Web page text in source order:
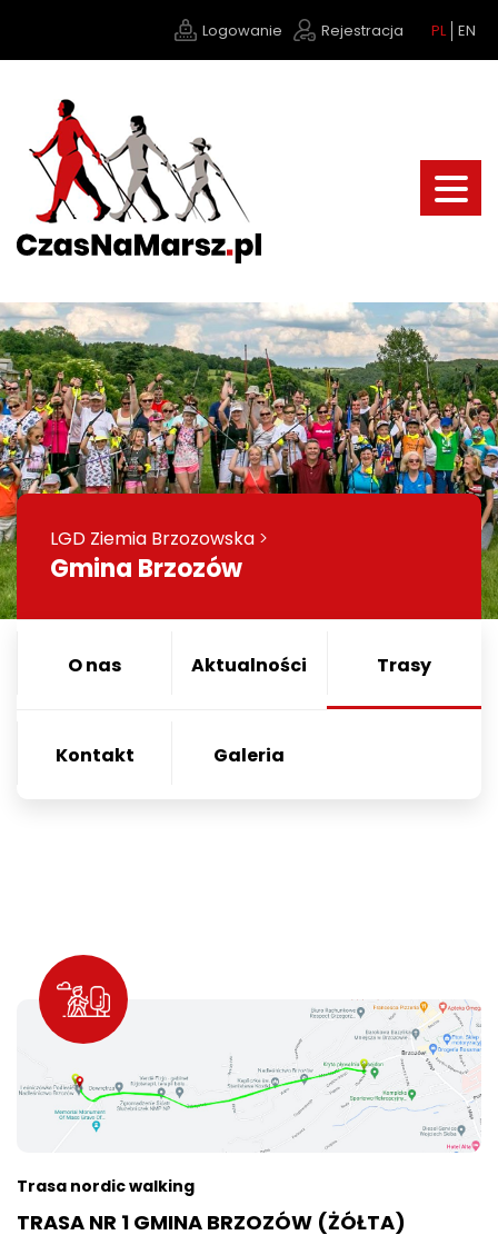
Logowanie Rejestracja PL EN
LGD Ziemia Brzozowska >
Gmina Brzozów
O nas Aktualności Trasy
Kontakt Galeria
Trasa nordic walking
TRASA NR 1 GMINA BRZOZÓW (ŻÓŁTA)